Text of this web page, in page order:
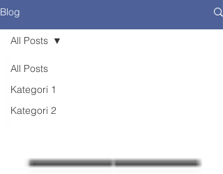
Blog
All Posts
Kategori 1
Kategori 2
All Posts